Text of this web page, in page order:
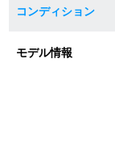
コンディション
モデル情報